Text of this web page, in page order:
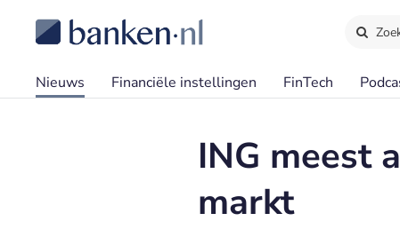
Nieuws Financiële instellingen FinTech
ING meest
markt